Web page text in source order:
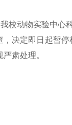
校动物实验中
决定即日起暂
肃处理。